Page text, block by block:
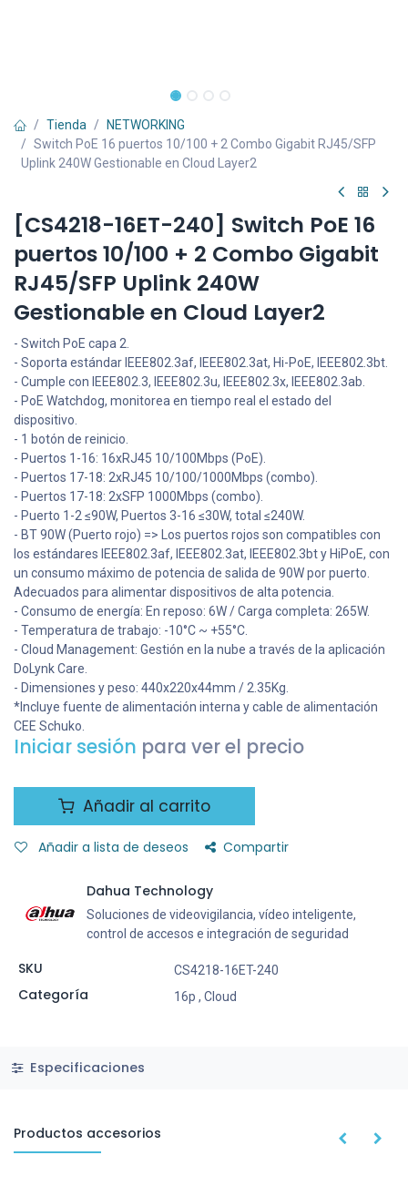
Tienda
NETWORKING
Switch PoE 16 puertos 10/100 + 2 Combo Gigabit RJ45/SFP
Uplink 240W Gestionable en Cloud Layer2
[CS4218-16ET-240] Switch PoE 16
puertos 10/100 + 2 Combo Gigabit
RJ45/SFP Uplink 240W
Gestionable en Cloud Layer2
- Switch PoE capa 2.
- Soporta estándar IEEE802.3af, IEEE802.3at, Hi-PoE, IEEE802.3bt.
- Cumple con IEEE802.3, IEEE802.3u, IEEE802.3x, IEEE802.3ab.
- PoE Watchdog, monitorea en tiempo real el estado del
dispositivo.
- 1 botón de reinicio.
- Puertos 1-16: 16xRJ45 10/100Mbps (PoE).
- Puertos 17-18: 2xRJ45 10/100/1000Mbps (combo).
- Puertos 17-18: 2xSFP 1000Mbps (combo).
- Puerto 1-2 ≤90W, Puertos 3-16 ≤30W, total ≤240W.
- BT 90W (Puerto rojo) => Los puertos rojos son compatibles con
los estándares IEEE802.3af, IEEE802.3at, IEEE802.3bt y HiPoE, con
un consumo máximo de potencia de salida de 90W por puerto.
Adecuados para alimentar dispositivos de alta potencia.
- Consumo de energía: En reposo: 6W / Carga completa: 265W.
- Temperatura de trabajo: -10°C ~ +55°C.
- Cloud Management: Gestión en la nube a través de la aplicación
DoLynk Care.
- Dimensiones y peso: 440x220x44mm / 2.35Kg.
*Incluye fuente de alimentación interna y cable de alimentación
CEE Schuko.
Iniciar sesión para ver el precio
Añadir al carrito
Añadir a lista de deseos Compartir
Dahua Technology
Soluciones de videovigilancia, vídeo inteligente,
control de accesos e integración de seguridad
SKU CS4218-16ET-240
Categoría 16p , Cloud
Especificaciones
Productos accesorios